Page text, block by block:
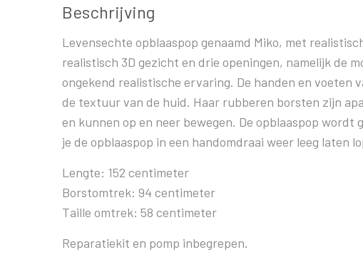
Beschrijving
Levensechte opblaaspop genaamd Miko, met
realistisch 3D gezicht en drie openingen, namelijk de
ongekend realistische ervaring. De handen en voeten
de textuur van de huid. Haar rubberen borsten zijn
en kunnen op en neer bewegen. De opblaaspop
je de opblaaspop in een handomdraai weer leeg laten
Lengte: 152 centimeter
Borstomtrek: 94 centimeter
Taille omtrek: 58 centimeter
Reparatiekit en pomp inbegrepen.